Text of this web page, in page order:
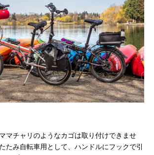
マチャリのようなカゴは取り付けできませ
たみ自転車用として、ハンドルにフックで引